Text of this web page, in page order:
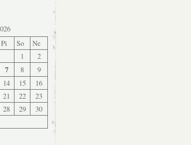
Pi So
Ne
1
2
7 8
9
14 15
16
21 22
23
28 29
30